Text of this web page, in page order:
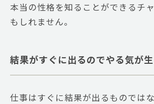
本当の性格を知ることができるチ
もしれません。
結果がすぐに出るのでやる気が
仕事はすぐに結果が出るものでは